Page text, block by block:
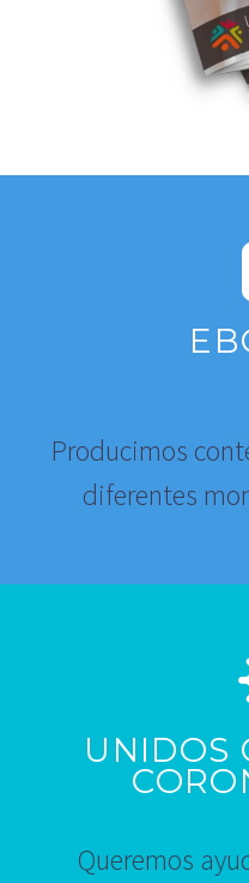
Producimos
diferentes
UNIDOS
Queremos